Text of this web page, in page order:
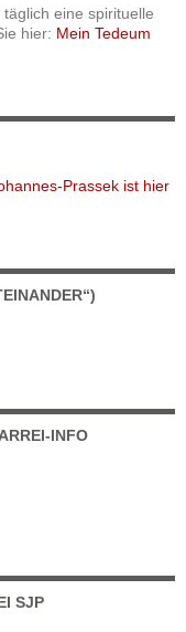
eine spirituelle
hier: Mein Tedeum
Prassek ist hier
INFO
SJP